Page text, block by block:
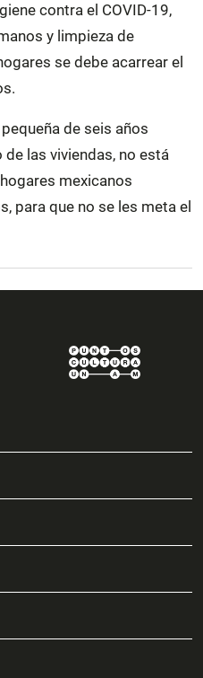
contra el COVID-19,
y limpieza de
se debe acarrear el
de seis años
las viviendas, no está
mexicanos
para que no se les meta el